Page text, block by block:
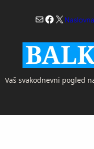
MailX Naslovna
Vaš svakodnevni pogled